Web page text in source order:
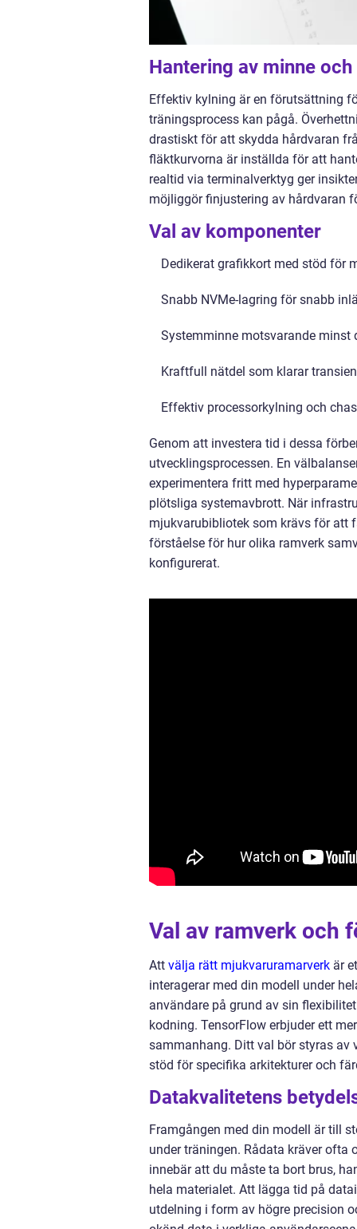
Hantering av minne
Effektiv kylning är en förutsättning
träningsprocess kan pågå.
drastiskt för att skydda hårdvaran
fläktkurvorna är inställda för att
realtid via terminalverktyg ger
möjliggör finjustering av hårdvaran
Val av komponenter
Dedikerat grafikkort med stöd för
Snabb NVMe-lagring för snabb
Systemminne motsvarande
Kraftfull nätdel som klarar
Effektiv processorkylning och
Genom att investera tid i dessa
utvecklingsprocessen. En
experimentera fritt med
plötsliga systemavbrott. När
mjukvarubibliotek som krävs för att
förståelse för hur olika ramverk
konfigurerat.
Val av ramverk och
Att välja rätt mjukvaruramarverk är
interagerar med din modell under
användare på grund av sin
kodning. TensorFlow erbjuder ett
sammanhang. Ditt val bör styras av
stöd för specifika arkitekturer och
Datakvalitetens
Framgången med din modell är till
under träningen. Rådata kräver
innebär att du måste ta bort brus,
hela materialet. Att lägga tid på
utdelning i form av högre precision